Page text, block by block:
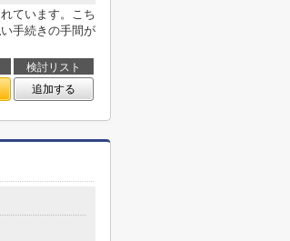
ています。こち
手続きの手間が
検討リスト
追加する